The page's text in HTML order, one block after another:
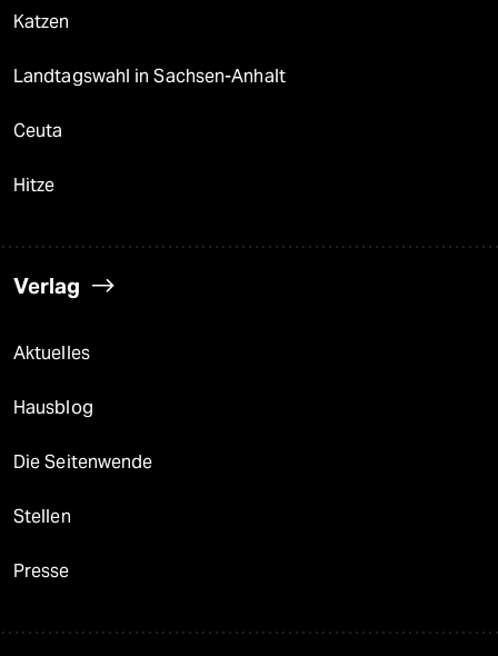
Katzen
Landtagswahl in Sachsen-Anhalt
Ceuta
Hitze
Verlag
Aktuelles
Hausblog
Die Seitenwende
Stellen
Presse